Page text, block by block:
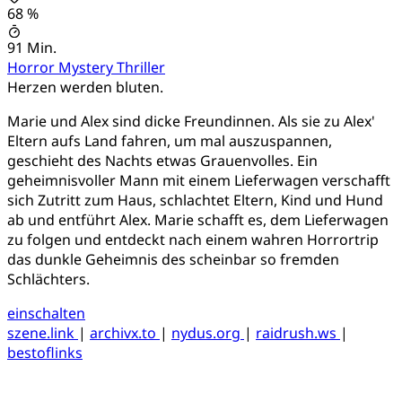
68 %
91 Min.
Horror MysteryThriller
Herzen werden bluten.
Marie und Alex sind dicke Freundinnen. Als sie zu Alex'
Eltern aufs Land fahren, um mal auszuspannen,
geschieht des Nachts etwas Grauenvolles. Ein
geheimnisvoller Mann mit einem Lieferwagen verschafft
sich Zutritt zum Haus, schlachtet Eltern, Kind und Hund
ab und entführt Alex. Marie schafft es, dem Lieferwagen
zu folgen und entdeckt nach einem wahren Horrortrip
das dunkle Geheimnis des scheinbar so fremden
Schlächters.
einschalten
szene.link | archivx.to | nydus.org | raidrush.ws |
bestoflinks